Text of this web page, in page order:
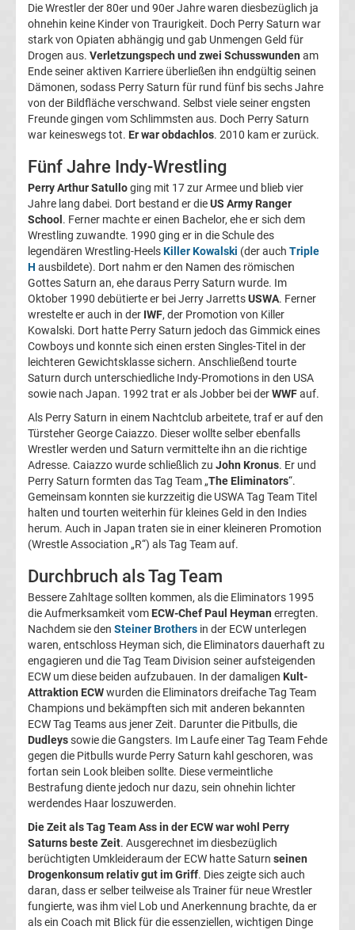
Ergebnisse
3.
Liga
Ergebnisse
3.
Liga
Tabelle
DFB-
Pokal
Ergebnisse
Champions
League
Tabelle
Champions
Ergebnisse
Europa
League
Tabelle
Europa
League
Ergebnisse
Conference
League
Die Wrestler der 80er und 90er Jahre waren diesbezüglich ja
ohnehin keine Kinder von Traurigkeit. Doch Perry Saturn war
stark von Opiaten abhängig und gab Unmengen Geld für
Drogen aus. Verletzungspech und zwei Schusswunden am
Ende seiner aktiven Karriere überließen ihn endgültig seinen
Dämonen, sodass Perry Saturn für rund fünf bis sechs Jahre
von der Bildfläche verschwand. Selbst viele seiner engsten
Freunde gingen vom Schlimmsten aus. Doch Perry Saturn
war keineswegs tot. Er war obdachlos. 2010 kam er zurück.
Fünf Jahre Indy-Wrestling
Perry Arthur Satulloging mit 17 zur Armee und blieb vier
Jahre lang dabei. Dort bestand er dieUS Army Ranger
School. Ferner machte er einen Bachelor, ehe er sich dem
Wrestling zuwandte. 1990 ging er in die Schule des
legendären Wrestling-HeelsKiller Kowalski (der auch Triple
H ausbildete). Dort nahm er den Namen des römischen
Gottes Saturn an, ehe daraus Perry Saturn wurde. Im
Oktober 1990 debütierte er bei Jerry JarrettsUSWA. Ferner
wrestelte er auch in der IWF, der Promotion von Killer
Kowalski. Dort hatte Perry Saturn jedoch das Gimmick eines
Cowboys und konnte sich einen ersten Singles-Titel in der
leichteren Gewichtsklasse sichern. Anschließend tourte
Saturn durch unterschiedliche Indy-Promotions in den USA
sowie nach Japan. 1992 trat er als Jobber bei derWWFauf.
Als Perry Saturn in einem Nachtclub arbeitete, traf er auf den
Türsteher George Caiazzo. Dieser wollte selber ebenfalls
Wrestler werden und Saturn vermittelte ihn an die richtige
Adresse. Caiazzo wurde schließlich zu John Kronus. Er und
Perry Saturn formten das Tag Team „The Eliminators“.
Gemeinsam konnten sie kurzzeitig die USWA Tag Team Titel
halten und tourten weiterhin für kleines Geld in den Indies
herum. Auch in Japan traten sie in einer kleineren Promotion
(Wrestle Association „R“) als Tag Team auf.
Durchbruch als Tag Team
Bessere Zahltage sollten kommen, als die Eliminators 1995
die Aufmerksamkeit vom ECW-Chef Paul Heyman erregten.
Nachdem sie den Steiner Brothers in der ECW unterlegen
waren, entschloss Heyman sich, die Eliminators dauerhaft zu
engagieren und die Tag Team Division seiner aufsteigenden
ECW um diese beiden aufzubauen. In der damaligen Kult-
Attraktion ECWwurden die Eliminators dreifache Tag Team
Champions und bekämpften sich mit anderen bekannten
ECW Tag Teams aus jener Zeit. Darunter die Pitbulls, die
Dudleyssowie die Gangsters. Im Laufe einer Tag Team Fehde
gegen die Pitbulls wurde Perry Saturn kahl geschoren, was
fortan sein Look bleiben sollte. Diese vermeintliche
Bestrafung diente jedoch nur dazu, sein ohnehin lichter
werdendes Haar loszuwerden.
Die Zeit als Tag Team Ass in der ECW war wohl Perry
Saturns beste Zeit. Ausgerechnet im diesbezüglich
berüchtigten Umkleideraum der ECW hatte Saturn seinen
Drogenkonsum relativ gut im Griff. Dies zeigte sich auch
daran, dass er selber teilweise als Trainer für neue Wrestler
fungierte, was ihm viel Lob und Anerkennung brachte, da er
als ein Coach mit Blick für die essenziellen, wichtigen Dinge